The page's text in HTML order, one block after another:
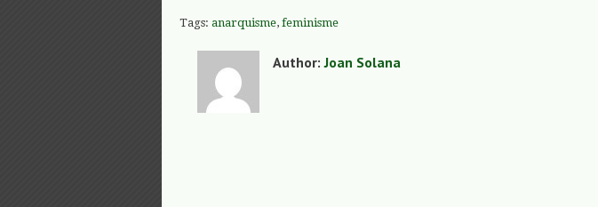
Tags: anarquisme, feminisme
Author:Joan Solana